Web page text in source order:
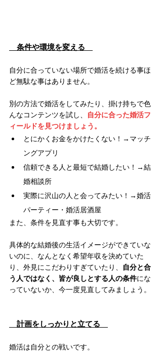
条件や環境を変える
自分に合っていない場所で婚活を続ける事ほ
ど無駄な事はありません。
別の方法で婚活をしてみたり、掛け持ちで色
んなコンテンツを試し、
自分に合った婚活フ
ィールドを見つけましょう。
とにかくお金をかけたくない！→マッチ
ングアプリ
信頼できる人と最短で結婚したい！→結
婚相談所
実際に沢山の人と会ってみたい！→婚活
パーティー・婚活居酒屋
また、条件を見直す事も大切です。
具体的な結婚後の生活イメージができていな
いのに、なんとなく希望年収を決めていた
り、外見にこだわりすぎていたり、
自分と合
う人ではなく、皆が良しとする人の条件にな
っていないか、今一度見直してみましょう。
計画をしっかりと立てる
婚活は自分との戦いです。